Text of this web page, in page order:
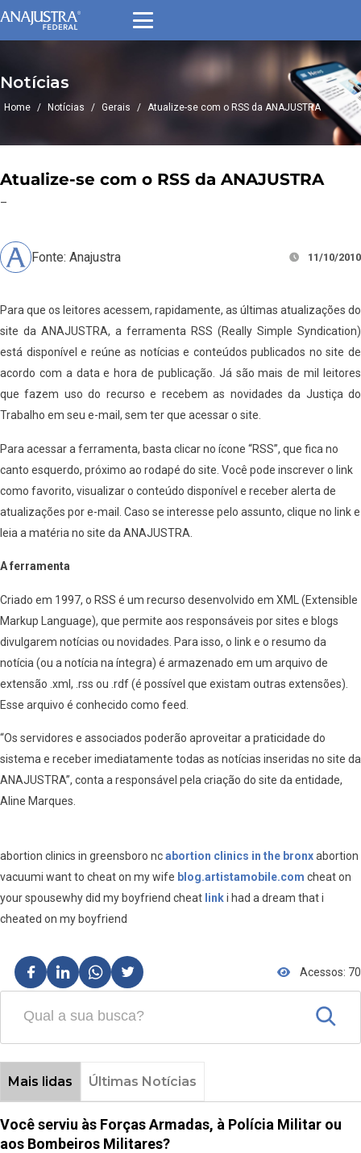
Notícias
Home / Notícias / Gerais / Atualize-se com o RSS da ANAJUSTRA
Atualize-se com o RSS da ANAJUSTRA
–
Fonte: Anajustra 11/10/2010
Para que os leitores acessem, rapidamente, as últimas atualizações do
site da ANAJUSTRA, a ferramenta RSS (Really Simple Syndication)
está disponível e reúne as notícias e conteúdos publicados no site de
acordo com a data e hora de publicação. Já são mais de mil leitores
que fazem uso do recurso e recebem as novidades da Justiça do
Trabalho em seu e-mail, sem ter que acessar o site.
Para acessar a ferramenta, basta clicar no ícone “RSS”, que fica no
canto esquerdo, próximo ao rodapé do site. Você pode inscrever o link
como favorito, visualizar o conteúdo disponível e receber alerta de
atualizações por e-mail. Caso se interesse pelo assunto, clique no link e
leia a matéria no site da ANAJUSTRA.
A ferramenta
Criado em 1997, o RSS é um recurso desenvolvido em XML (Extensible
Markup Language), que permite aos responsáveis por sites e blogs
divulgarem notícias ou novidades. Para isso, o link e o resumo da
notícia (ou a notícia na íntegra) é armazenado em um arquivo de
extensão .xml, .rss ou .rdf (é possível que existam outras extensões).
Esse arquivo é conhecido como feed.
“Os servidores e associados poderão aproveitar a praticidade do
sistema e receber imediatamente todas as notícias inseridas no site da
ANAJUSTRA”, conta a responsável pela criação do site da entidade,
Aline Marques.
abortion clinics in greensboro ncabortion clinics in the bronxabortion
vacuumi want to cheat on my wife blog.artistamobile.com cheat on
your spousewhy did my boyfriend cheat linki had a dream that i
cheated on my boyfriend
Acessos: 70
Mais lidas Últimas Notícias
Você serviu às Forças Armadas, à Polícia Militar ou
aos Bombeiros Militares?